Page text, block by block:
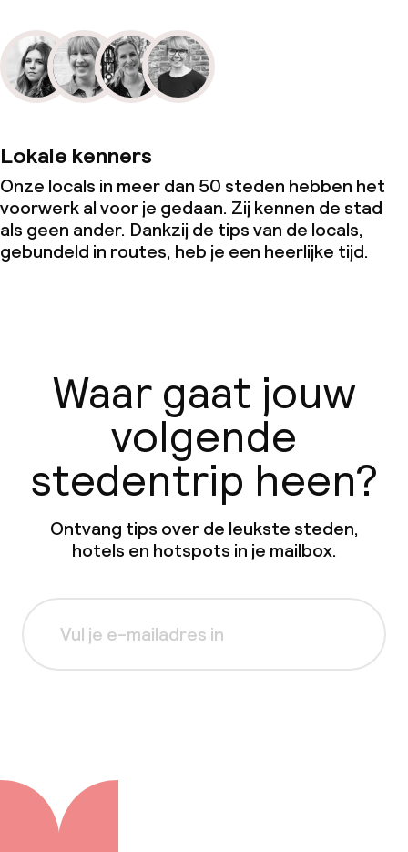
Lokale kenners
Onze locals in meer dan 50 steden hebben het
voorwerk al voor je gedaan. Zij kennen de stad
als geen ander. Dankzij de tips van de locals,
gebundeld in routes, heb je een heerlijke tijd.
Waar gaat jouw
volgende
stedentrip heen?
Ontvang tips over de leukste steden,
hotels en hotspots in je mailbox.